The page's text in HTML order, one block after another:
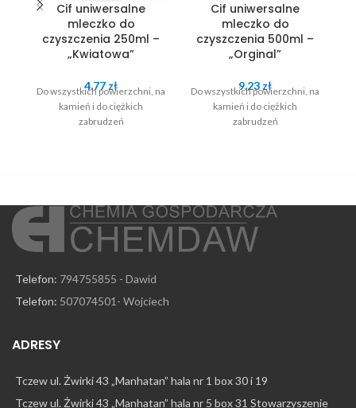
Cif uniwersalne
mleczko do
czyszczenia 250ml –
„Kwiatowa”
4.77 zł
Do wszystkich powierzchni, na
kamień i do ciężkich
zabrudzeń
Cif uniwersalne
mleczko do
czyszczenia 500ml –
„Orginal”
9.23 zł
Do wszystkich powierzchni, na
kamień i do ciężkich
zabrudzeń
Telefon: 794755855 - Dawid
Telefon: 507074501- Wojciech
ADRESY
Tczew ul. Żwirki 43 „Manhatan” hala nr 1 box 30 i 19
Tczew ul. Żwirki 43 „Manhatan” hala nr 5 box 31 Stowarzyszenie